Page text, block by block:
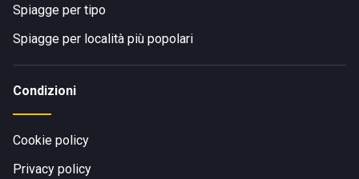
Spiagge per tipo
Spiagge per località più popolari
Condizioni
Cookie policy
Privacy policy